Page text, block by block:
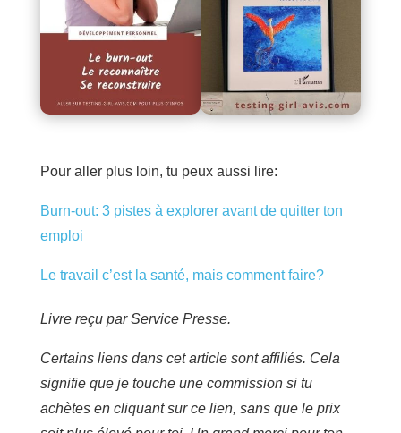
Pour aller plus loin, tu peux aussi lire:
Burn-out: 3 pistes à explorer avant de quitter ton
emploi
Le travail c’est la santé, mais comment faire?
Livre reçu par Service Presse.
Certains liens dans cet article sont affiliés. Cela
signifie que je touche une commission si tu
achètes en cliquant sur ce lien, sans que le prix